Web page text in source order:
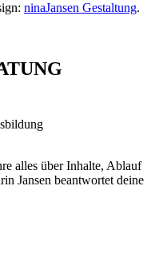
ninaJansen Gestaltung.
alles über Inhalte, Ablauf
Jansen beantwortet deine